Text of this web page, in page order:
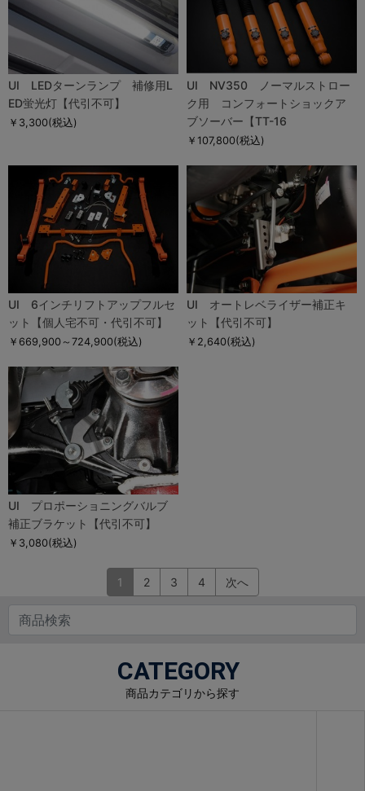
UI LEDターンランプ 補修用L
ED蛍光灯【代引不可】
￥3,300(税込)
UI NV350 ノーマルストロー
ク用 コンフォートショックア
ブソーバー【TT-16
￥107,800(税込)
UI 6インチリフトアップフルセ
ット【個人宅不可・代引不可】
￥669,900～724,900(税込)
UI オートレベライザー補正キ
ット【代引不可】
￥2,640(税込)
UI プロポーショニングバルブ
補正ブラケット【代引不可】
￥3,080(税込)
1 2 3 4 次へ
CATEGORY
商品カテゴリから探す